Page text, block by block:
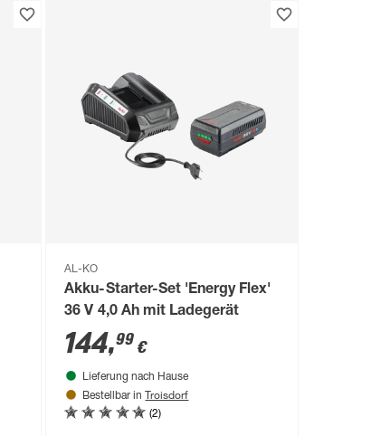
AL-KO
Akku-Starter-Set 'Energy Flex'
36 V 4,0 Ah mit Ladegerät
144,99 €
Lieferung nach Hause
Bestellbar in Troisdorf
(2)